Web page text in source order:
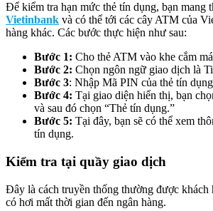
Để kiểm tra hạn mức thẻ tín dụng, bạn mang
Vietinbank và có thể tới các cây ATM của
hàng khác. Các bước thực hiện như sau:
Bước 1: Cho thẻ ATM vào khe cắm
Bước 2: Chọn ngôn ngữ giao dịch là
Bước 3: Nhập Mã PIN của thẻ tín
Bước 4: Tại giao diện hiển thị, bạn
và sau đó chọn “Thẻ tín dụng.”
Bước 5: Tại đây, bạn sẽ có thể xem
tín dụng.
Kiểm tra tại quầy giao dịch
Đây là cách truyền thống thường được khách
có hơi mất thời gian đến ngân hàng.